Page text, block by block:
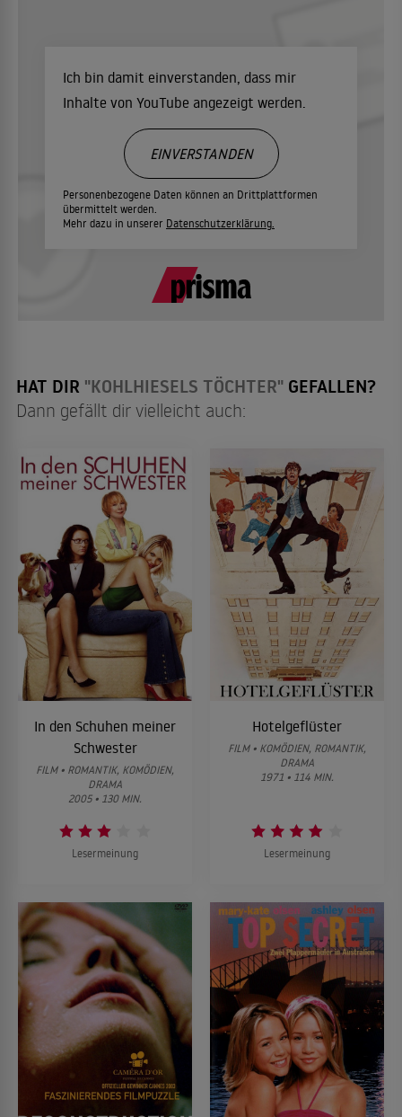
Ich bin damit einverstanden, dass mir
Inhalte von YouTube angezeigt werden.
Personenbezogene Daten können an Drittplattformen
übermittelt werden.
Mehr dazu in unserer Datenschutzerklärung.
EINVERSTANDEN
HAT DIR "KOHLHIESELS TÖCHTER" GEFALLEN?
Dann gefällt dir vielleicht auch:
In den Schuhen meiner
Schwester
FILM • ROMANTIK, KOMÖDIEN,
DRAMA
2005 • 130 MIN.
Lesermeinung
Hotelgeflüster
FILM • KOMÖDIEN, ROMANTIK,
DRAMA
1971 • 114 MIN.
Lesermeinung